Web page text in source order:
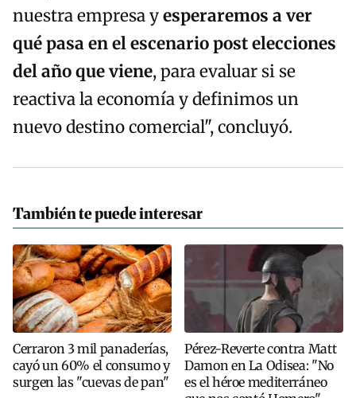
nuestra empresa yesperaremos a ver
qué pasa en el escenario post elecciones
del año que viene, para evaluar si se
reactiva la economía y definimos un
nuevo destino comercial", concluyó.
También te puede interesar
Cerraron 3 mil panaderías,
cayó un 60% el consumo y
surgen las "cuevas de pan"
Pérez-Reverte contra Matt
Damon en La Odisea: "No
es el héroe mediterráneo